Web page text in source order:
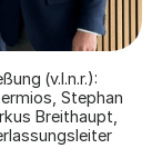
(v.l.n.r.):
Stephan
Breithaupt,